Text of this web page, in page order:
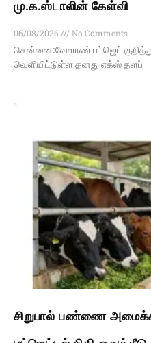
மு.க.ஸ்டாலின் கேள்வி
06/08/2026
No Comments
சென்னை:வேளாண் பட்ஜெட்
வெளியிட்டுள்ள தனது எக்ஸ் தளப்
சிறுபால் பண்ணை